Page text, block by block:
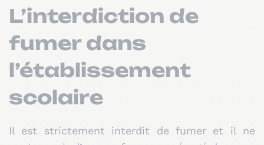
L’interdiction de
fumer dans
l’établissement
scolaire
Il est strictement interdit de fumer et il ne